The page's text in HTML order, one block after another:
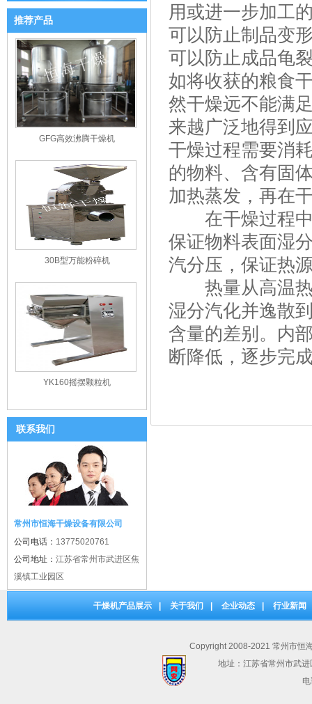
推荐产品
GFG高效沸腾干燥机
30B型万能粉碎机
YK160摇摆颗粒机
联系我们
常州市恒海干燥设备有限公司
公司电话： 13775020761
公司地址： 江苏省常州市武进区焦
溪镇工业园区
用或进一步加工
可以防止制品变
可以防止成品龟
如将收获的粮食
然干燥远不能满
来越广泛地得到
干燥过程需要消
的物料、含有固
加热蒸发，再在
在干燥过程中
保证物料表面湿
汽分压，保证热
热量从高温热
湿分汽化并逸散
含量的差别。内
断降低，逐步完
干燥机产品展示 关于我们 企业动态 行业新闻
Copyright 2008-2021 常州市恒
地址：江苏省常州市武